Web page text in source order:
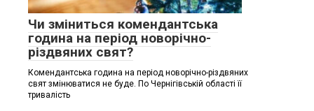
Чи зміниться комендантська
година на період новорічно-
різдвяних свят?
Комендантська година на період новорічно-різдвяних
свят змінюватися не буде. По Чернігівській області її
тривалість